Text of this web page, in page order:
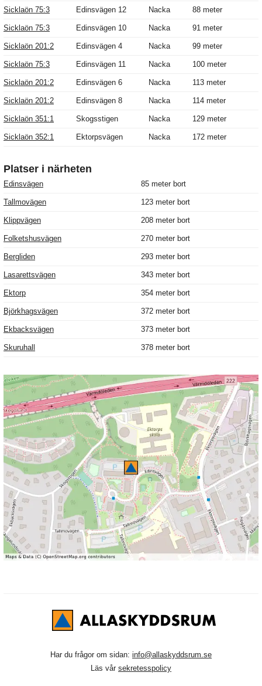
Sicklaön 75:3 Edinsvägen 12 Nacka 88 meter
Sicklaön 75:3 Edinsvägen 10 Nacka 91 meter
Sicklaön 201:2 Edinsvägen 4 Nacka 99 meter
Sicklaön 75:3 Edinsvägen 11 Nacka 100 meter
Sicklaön 201:2 Edinsvägen 6 Nacka 113 meter
Sicklaön 201:2 Edinsvägen 8 Nacka 114 meter
Sicklaön 351:1 Skogsstigen Nacka 129 meter
Sicklaön 352:1 Ektorpsvägen Nacka 172 meter
Platser i närheten
Edinsvägen 85 meter bort
Tallmovägen 123 meter bort
Klippvägen 208 meter bort
Folketshusvägen 270 meter bort
Bergliden 293 meter bort
Lasarettsvägen 343 meter bort
Ektorp 354 meter bort
Björkhagsvägen 372 meter bort
Ekbacksvägen 373 meter bort
Skuruhall 378 meter bort
Har du frågor om sidan: info@allaskyddsrum.se
Läs vår sekretesspolicy